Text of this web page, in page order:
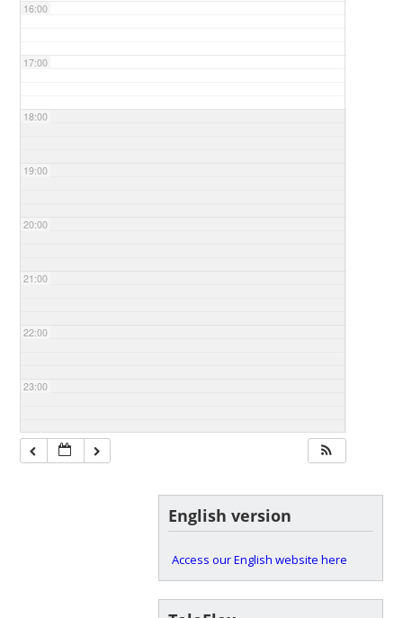
16:00
17:00
18:00
19:00
20:00
21:00
22:00
23:00
English version
Access our English website here